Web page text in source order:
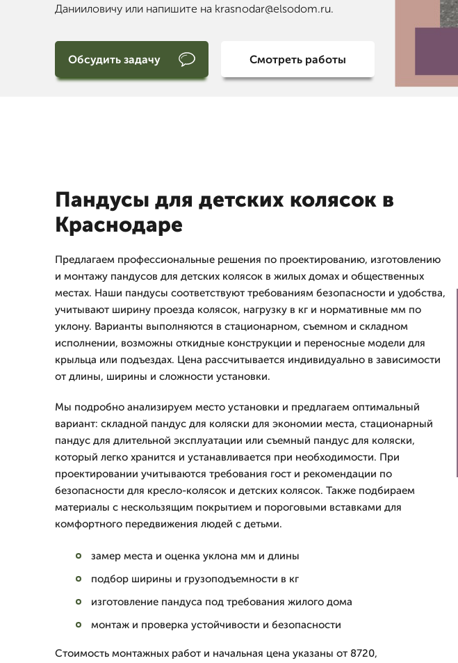
Данииловичу или напишите на krasnodar@elsodom.ru.
Обсудить задачу Смотреть работы
Пандусы для детских колясок в
Краснодаре
Предлагаем профессиональные решения по проектированию, изготовлению
и монтажу пандусов для детских колясок в жилых домах и общественных
местах. Наши пандусы соответствуют требованиям безопасности и удобства,
учитывают ширину проезда колясок, нагрузку в кг и нормативные мм по
уклону. Варианты выполняются в стационарном, съемном и складном
исполнении, возможны откидные конструкции и переносные модели для
крыльца или подъездах. Цена рассчитывается индивидуально в зависимости
от длины, ширины и сложности установки.
Мы подробно анализируем место установки и предлагаем оптимальный
вариант: складной пандус для коляски для экономии места, стационарный
пандус для длительной эксплуатации или съемный пандус для коляски,
который легко хранится и устанавливается при необходимости. При
проектировании учитываются требования гост и рекомендации по
безопасности для кресло-колясок и детских колясок. Также подбираем
материалы с нескользящим покрытием и пороговыми вставками для
комфортного передвижения людей с детьми.
замер места и оценка уклона мм и длины
подбор ширины и грузоподъемности в кг
изготовление пандуса под требования жилого дома
монтаж и проверка устойчивости и безопасности
Стоимость монтажных работ и начальная цена указаны от 8720,